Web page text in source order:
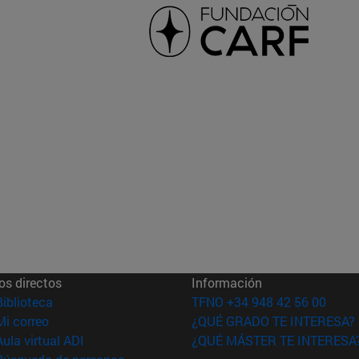
directos
(abre en nueva ventana)
correo(abre en nueva ventana)
virtual ADI (abre en nueva ventana)
Información
TFNO +34 948 42 56 00
¿QUÉ GRADO TE INTERESA?
¿QUÉ MÁSTER TE